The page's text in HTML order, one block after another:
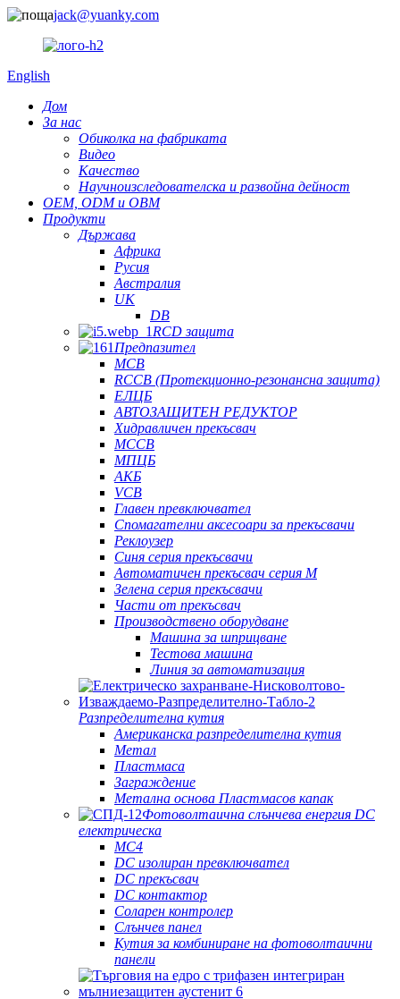
jack@yuanky.com
English
Дом
За нас
Обиколка на фабриката
Видео
Качество
Научноизследователска и развойна дейност
OEM, ODM и OBM
Продукти
Държава
Африка
Русия
Австралия
UK
DB
RCD защита
Предпазител
MCB
RCCB (Протекционно-резонансна защита)
ЕЛЦБ
АВТОЗАЩИТЕН РЕДУКТОР
Хидравличен прекъсвач
MCCB
МПЦБ
АКБ
VCB
Главен превключвател
Спомагателни аксесоари за прекъсвачи
Реклоузер
Синя серия прекъсвачи
Автоматичен прекъсвач серия M
Зелена серия прекъсвачи
Части от прекъсвач
Производствено оборудване
Машина за шприцване
Тестова машина
Линия за автоматизация
Разпределителна кутия
Американска разпределителна кутия
Метал
Пластмаса
Заграждение
Метална основа Пластмасов капак
Фотоволтаична слънчева енергия DC
електрическа
MC4
DC изолиран превключвател
DC прекъсвач
DC контактор
Соларен контролер
Слънчев панел
Кутия за комбиниране на фотоволтаични
панели